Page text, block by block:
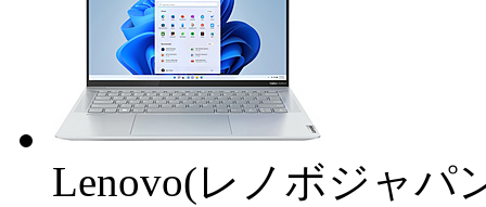
Lenovo(レノボジャパ